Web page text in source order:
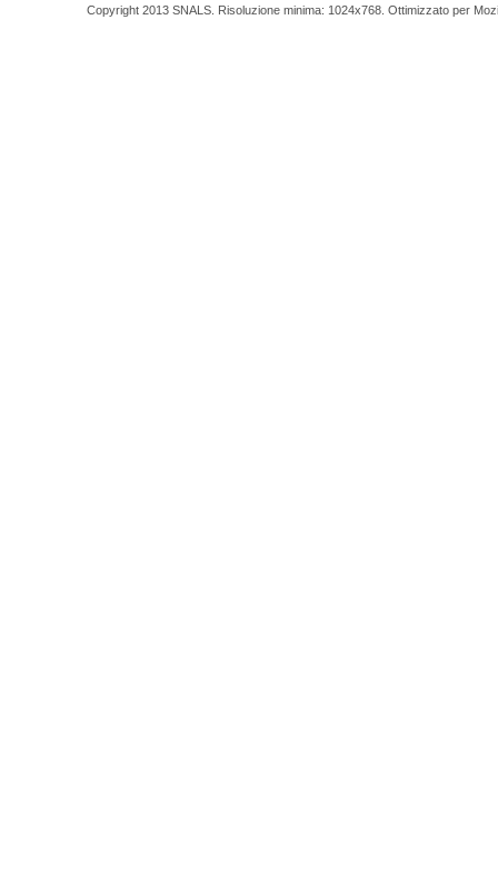
Copyright 2013 SNALS. Risoluzione minima: 1024x768. Ottimizzato per